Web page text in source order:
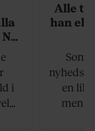
i
Alle
han
Som
en
mens